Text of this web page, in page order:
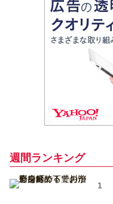
週間ランキング